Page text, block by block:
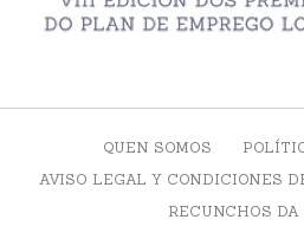
QUEN SOMOS
AVISO LEGAL Y CONDICIONES
RECUNCHOS DA